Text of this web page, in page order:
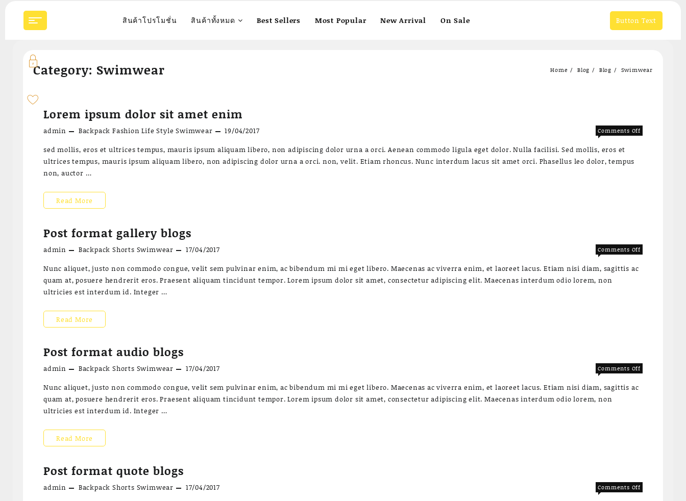
content
สินค้าโปรโมชั่น สินค้าทั้งหมด Best Sellers Most Popular New Arrival On Sale Button Text
Category: Swimwear Home Blog Blog Swimwear
Lorem ipsum dolor sit amet enim
admin Backpack Fashion Life Style Swimwear 19/04/2017 Comments Offon
sed mollis, eros et ultrices tempus, mauris ipsum aliquam libero, non adipiscing dolor urna a orci. Aenean commodo ligula eget dolor. Nulla facilisi. Sed mollis, eros et
ultrices tempus, mauris ipsum aliquam libero, non adipiscing dolor urna a orci. non, velit. Etiam rhoncus. Nunc interdum lacus sit amet orci. Phasellus leo dolor, tempus
non, auctor …
Lorem
dolor
sit
amet
enim
Read More
Post format gallery blogs
admin Backpack Shorts Swimwear 17/04/2017 Comments Offon
Nunc aliquet, justo non commodo congue, velit sem pulvinar enim, ac bibendum mi mi eget libero. Maecenas ac viverra enim, et laoreet lacus. Etiam nisi diam, sagittis ac
quam at, posuere hendrerit eros. Praesent aliquam tincidunt tempor. Lorem ipsum dolor sit amet, consectetur adipiscing elit. Maecenas interdum odio lorem, non
ultricies est interdum id. Integer …
Post
gallery
blogs
Read More
Post format audio blogs
admin Backpack Shorts Swimwear 17/04/2017 Comments Offon
Nunc aliquet, justo non commodo congue, velit sem pulvinar enim, ac bibendum mi mi eget libero. Maecenas ac viverra enim, et laoreet lacus. Etiam nisi diam, sagittis ac
quam at, posuere hendrerit eros. Praesent aliquam tincidunt tempor. Lorem ipsum dolor sit amet, consectetur adipiscing elit. Maecenas interdum odio lorem, non
ultricies est interdum id. Integer …
Post
audio
blogs
Read More
Post format quote blogs
admin Backpack Shorts Swimwear 17/04/2017 Comments Offon